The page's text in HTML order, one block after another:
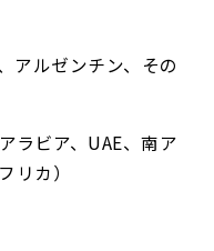
アルゼンチン、その
ラビア、UAE、南ア
リカ）